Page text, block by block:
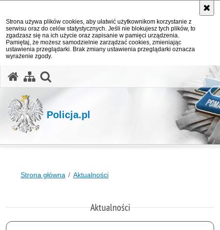
Strona używa plików cookies, aby ułatwić użytkownikom korzystanie z
serwisu oraz do celów statystycznych. Jeśli nie blokujesz tych plików, to
zgadzasz się na ich użycie oraz zapisanie w pamięci urządzenia.
Pamiętaj, że możesz samodzielnie zarządzać cookies, zmieniając
ustawienia przeglądarki. Brak zmiany ustawienia przeglądarki oznacza
wyrażenie zgody.
Policja.pl
Strona główna Aktualności
Aktualności